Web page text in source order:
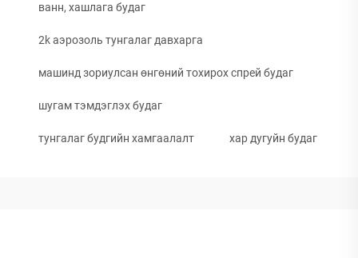
ванн, хашлага будаг
2k аэрозоль тунгалаг давхарга
машинд зориулсан өнгөний тохирох спрей будаг
шугам тэмдэглэх будаг
тунгалаг будгийн хамгаалалт хар дугуйн будаг